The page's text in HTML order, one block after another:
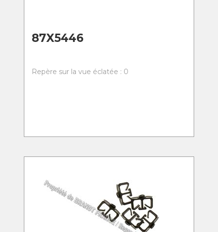
87X5446
Repère sur la vue éclatée : 0